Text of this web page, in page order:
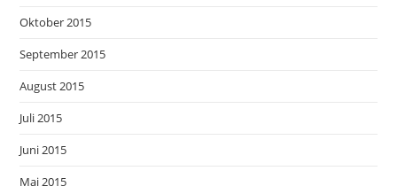
Oktober 2015
September 2015
August 2015
Juli 2015
Juni 2015
Mai 2015